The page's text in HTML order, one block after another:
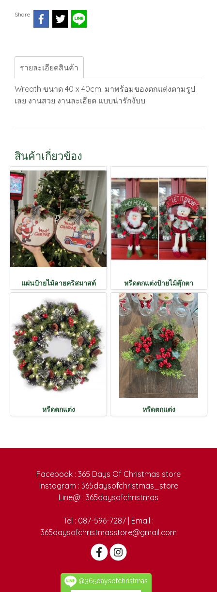
Share
รายละเอียดสินค้า
Wreath ขนาด 40 x 40cm. มาพร้อมของตกแต่งตามรูป
เลย งานสวย งานละเอียด แบบน่ารักงับบ
สินค้าเกี่ยวข้อง
แผ่นป้ายไม้ลายคริสมาสต์ หรีดตกแต่งป้ายไม้ตุ๊กตา
หรีดตกแต่ง หรีดตกแต่ง
Facebook : 365 Days Of Christmas store
Instagram : 365daysofchristmas_store
Line@ : 365daysofchristmas
Tel : 087-596-7287 | Email :
365daysofchristmasstore@gmail.com
@365daysofchristmas